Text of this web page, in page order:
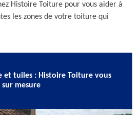
Histoire Toiture pour vous aider à
les zones de votre toiture qui
et tuiles : Histoire Toiture vous
mesure